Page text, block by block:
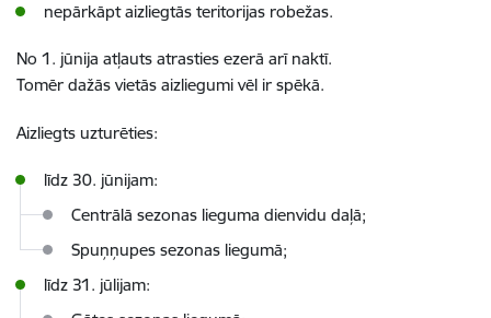
nepārkāpt aizliegtās teritorijas robežas.
No 1. jūnija atļauts atrasties ezerā arī naktī.
Tomēr dažās vietās aizliegumi vēl ir spēkā.
Aizliegts uzturēties:
līdz 30. jūnijam:
Centrālā sezonas lieguma dienvidu daļā;
Spuņņupes sezonas liegumā;
līdz 31. jūlijam: